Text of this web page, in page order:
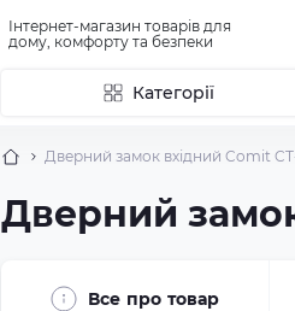
Інтернет-магазин товарів для
дому, комфорту та безпеки
Категорії
Дверний замок вхідний Comit
Дверний
Все про товар